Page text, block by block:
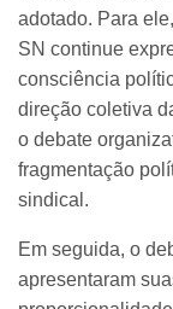
adotado. Para
SN continue
consciência
direção coletiva
o debate
fragmentação
sindical.
Em seguida, o
apresentaram